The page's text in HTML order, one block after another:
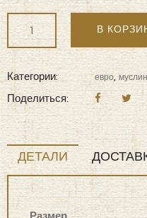
Количество
"KAZANOV.A"
Muslin
&
Satin
Solid
color
(деним
бежевый)
комплект
Постельные
наборы
В
Категории: ,
Поделиться:
ДЕТАЛИ
Размер